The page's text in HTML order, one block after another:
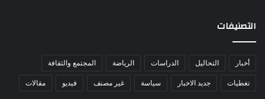
التصنيفات
أخبار التحاليل الدراسات الرياضة المجتمع والثقافة
تغطيات جديد الاخبار سياسة غير مصنف فيديو مقالات